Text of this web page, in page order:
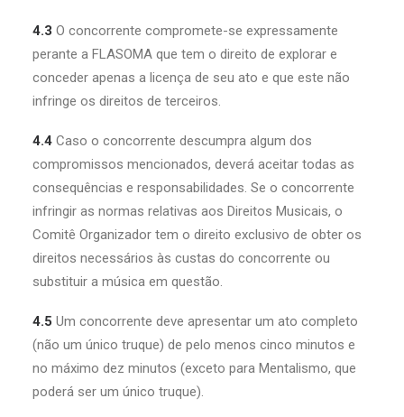
4.3 O concorrente compromete-se expressamente
perante a FLASOMA que tem o direito de explorar e
conceder apenas a licença de seu ato e que este não
infringe os direitos de terceiros.
4.4 Caso o concorrente descumpra algum dos
compromissos mencionados, deverá aceitar todas as
consequências e responsabilidades. Se o concorrente
infringir as normas relativas aos Direitos Musicais, o
Comitê Organizador tem o direito exclusivo de obter os
direitos necessários às custas do concorrente ou
substituir a música em questão.
4.5 Um concorrente deve apresentar um ato completo
(não um único truque) de pelo menos cinco minutos e
no máximo dez minutos (exceto para Mentalismo, que
poderá ser um único truque).